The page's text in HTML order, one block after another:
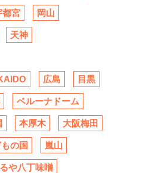
都宮 岡山
天神
広島 目黒
ベルーナドーム
本厚木 大阪梅田
の国 嵐山
や八丁味噌